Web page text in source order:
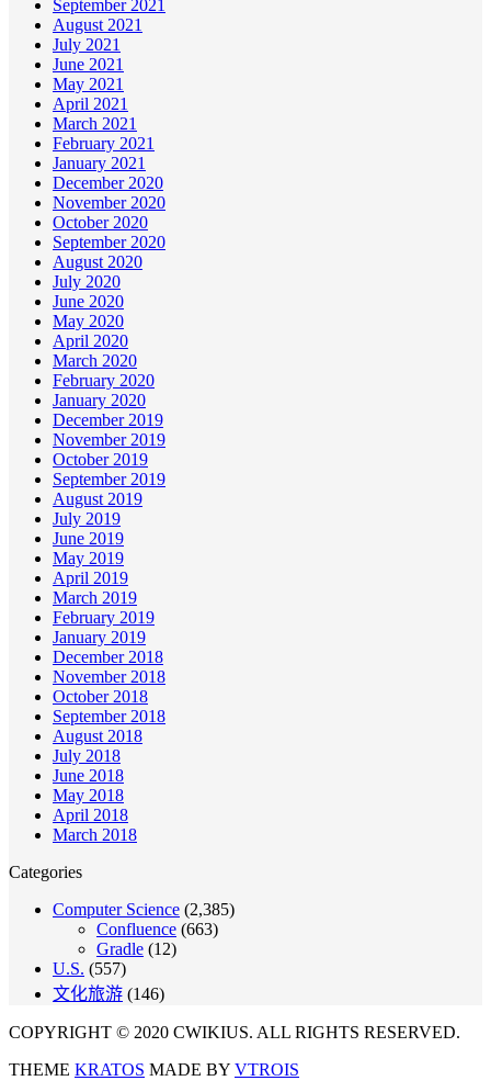
September 2021
August 2021
July 2021
June 2021
May 2021
April 2021
March 2021
February 2021
January 2021
December 2020
November 2020
October 2020
September 2020
August 2020
July 2020
June 2020
May 2020
April 2020
March 2020
February 2020
January 2020
December 2019
November 2019
October 2019
September 2019
August 2019
July 2019
June 2019
May 2019
April 2019
March 2019
February 2019
January 2019
December 2018
November 2018
October 2018
September 2018
August 2018
July 2018
June 2018
May 2018
April 2018
March 2018
Categories
Computer Science (2,385)
Confluence (663)
Gradle (12)
U.S. (557)
文化旅游 (146)
COPYRIGHT © 2020 CWIKIUS. ALL RIGHTS RESERVED.
THEME KRATOS MADE BY VTROIS